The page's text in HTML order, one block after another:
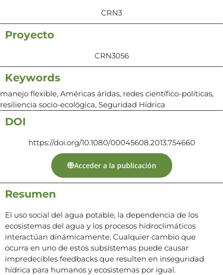
CRN3
Proyecto
CRN3056
Keywords
manejo flexible, Américas áridas, redes científico-políticas,
resiliencia socio-ecológica, Seguridad Hídrica
DOI
https://doi.org/10.1080/00045608.2013.754660
Acceder a la publicación
Resumen
El uso social del agua potable, la dependencia de los
ecosistemas del agua y los procesos hidroclimáticos
interactúan dinámicamente. Cualquier cambio que
ocurra en uno de estos subsistemas puede causar
impredecibles feedbacks que resulten en inseguridad
hídrica para humanos y ecosistemas por igual.